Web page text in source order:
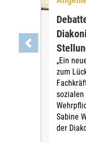
„Ein
zum
sozialen
Sabine
der